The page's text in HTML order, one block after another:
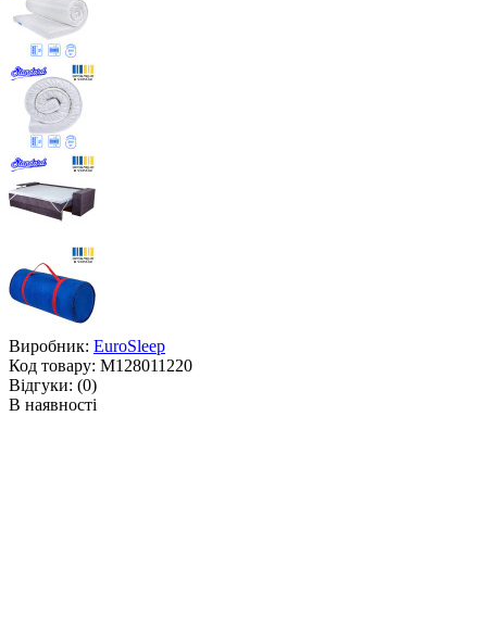
Виробник: EuroSleep
Код товару: M128011220
Відгуки: (0)
В наявності